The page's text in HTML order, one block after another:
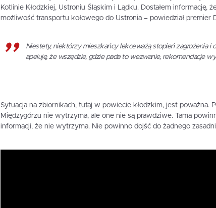
Kotlinie Kłodzkiej, Ustroniu Śląskim i Lądku. Dostałem informację,
możliwość transportu kołowego do Ustronia – powiedział premier
Niestety, niektórzy mieszkańcy lekceważą stopień zagrożenia i
apeluję, że wszędzie, gdzie pada to wezwanie, rekomendacje
Sytuacja na zbiornikach, tutaj w powiecie kłodzkim, jest poważna.
Międzygórzu nie wytrzyma, ale one nie są prawdziwe. Tama
informacji, że nie wytrzyma. Nie powinno dojść do żadnego